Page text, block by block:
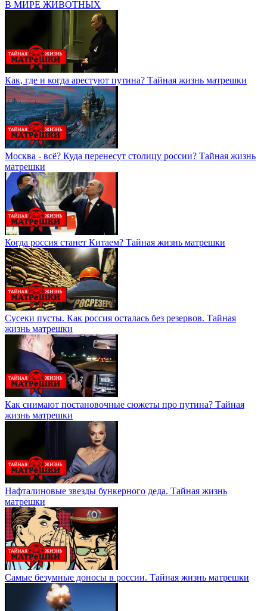
В МИРЕ ЖИВОТНЫХ
Как, где и когда арестуют путина? Тайная жизнь матрешки
Москва - всё? Куда перенесут столицу россии? Тайная жизнь
матрешки
Когда россия станет Китаем? Тайная жизнь матрешки
Сусеки пусты. Как россия осталась без резервов. Тайная
жизнь матрешки
Как снимают постановочные сюжеты про путина? Тайная
жизнь матрешки
Нафталиновые звезды бункерного деда. Тайная жизнь
матрешки
Самые безумные доносы в россии. Тайная жизнь матрешки